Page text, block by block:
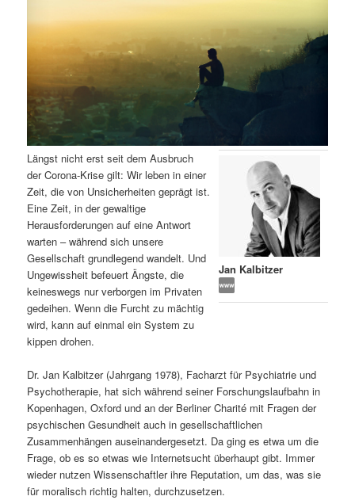
r
n
I
n
h
a
l
t
s
r
i
n
d
r
e
n
I
n
h
a
l
s
p
r
g
a
t
i
o
n
Jan Kalbitzer
Längst nicht erst seit dem Ausbruch
der Corona-Krise gilt: Wir leben in einer
Zeit, die von Unsicherheiten geprägt ist.
Eine Zeit, in der gewaltige
Herausforderungen auf eine Antwort
warten – während sich unsere
Gesellschaft grundlegend wandelt. Und
Ungewissheit befeuert Ängste, die
keineswegs nur verborgen im Privaten
gedeihen. Wenn die Furcht zu mächtig
wird, kann auf einmal ein System zu
kippen drohen.
Dr. Jan Kalbitzer (Jahrgang 1978), Facharzt für Psychiatrie und
Psychotherapie, hat sich während seiner Forschungslaufbahn in
Kopenhagen, Oxford und an der Berliner Charité mit Fragen der
psychischen Gesundheit auch in gesellschaftlichen
Zusammenhängen auseinandergesetzt. Da ging es etwa um die
Frage, ob es so etwas wie Internetsucht überhaupt gibt. Immer
wieder nutzen Wissenschaftler ihre Reputation, um das, was sie
für moralisch richtig halten, durchzusetzen.